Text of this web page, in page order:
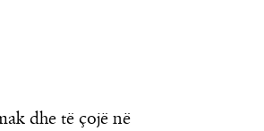
dhe të çojë në